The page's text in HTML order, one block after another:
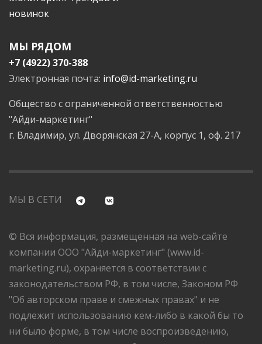
новинок
МЫ РЯДОМ
+7 (4922) 370-388
Электронная почта: info@id-marketing.ru
Общество с ограниченной ответственностью
"Айди-маркетинг"
г. Владимир, ул. Дворянская 27-А, корпус 1, оф. 217
МЫ В СЕТИ
© Вся информация, размещенная на web-сайте
компании ООО "Айди-маркетинг" (www.id-
marketing.ru), охраняется в соответствии с
законодательством РФ, в том числе, Законом РФ
"Об авторском праве и смежных правах" и не
подлежит использованию кем-либо в какой бы то
ни было форме, в том числе воспроизведению,